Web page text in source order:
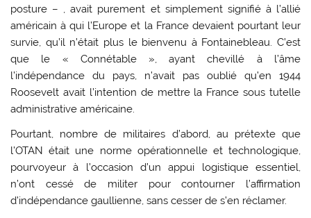
posture – , avait purement et simplement signifié à l’allié
américain à qui l’Europe et la France devaient pourtant leur
survie, qu’il n’était plus le bienvenu à Fontainebleau. C’est
que le « Connétable », ayant chevillé à l’âme
l’indépendance du pays, n’avait pas oublié qu’en 1944
Roosevelt avait l’intention de mettre la France sous tutelle
administrative américaine.
Pourtant, nombre de militaires d’abord, au prétexte que
l’OTAN était une norme opérationnelle et technologique,
pourvoyeur à l’occasion d’un appui logistique essentiel,
n’ont cessé de militer pour contourner l’affirmation
d’indépendance gaullienne, sans cesser de s’en réclamer.